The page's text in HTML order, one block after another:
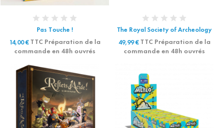
Pas Touche !
14,00 €TTC Préparation de la
commande en 48h ouvrés
The Royal Society of Archeology
49,99 €TTC Préparation de la
commande en 48h ouvrés